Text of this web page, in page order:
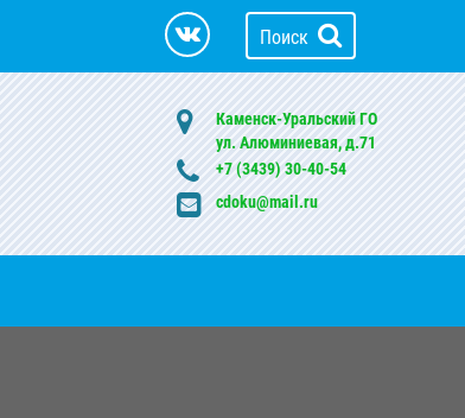
Поиск
Каменск-Уральский ГО
ул. Алюминиевая, д.71
+7 (3439) 30-40-54
cdoku@mail.ru